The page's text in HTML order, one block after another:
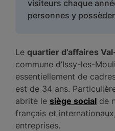
visiteurs chaque
personnes y
Le quartier d’affaires
commune d’Issy-les-
essentiellement de
est de 34 ans.
abrite le siège social de
français et
entreprises.